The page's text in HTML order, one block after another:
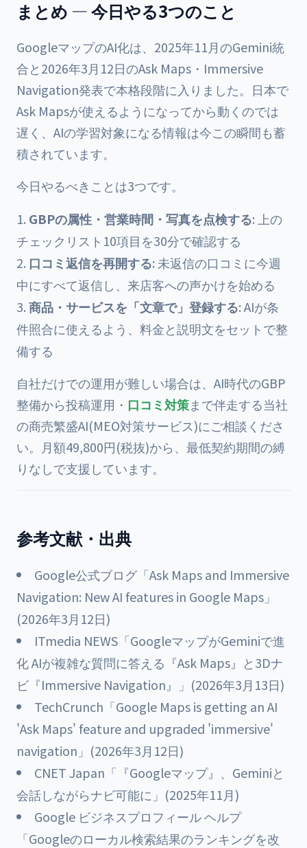
まとめ — 今日やる3つのこと
GoogleマップのAI化は、2025年11月のGemini統
合と2026年3月12日のAsk Maps・Immersive
Navigation発表で本格段階に入りました。日本で
Ask Mapsが使えるようになってから動くのでは
遅く、AIの学習対象になる情報は今この瞬間も蓄
積されています。
今日やるべきことは3つです。
GBPの属性・営業時間・写真を点検する: 上の
チェックリスト10項目を30分で確認する
口コミ返信を再開する: 未返信の口コミに今週
中にすべて返信し、来店客への声かけを始める
商品・サービスを「文章で」登録する: AIが条
件照合に使えるよう、料金と説明文をセットで整
備する
自社だけでの運用が難しい場合は、AI時代のGBP
整備から投稿運用・ 口コミ対策まで伴走する当社
の商売繁盛AI(MEO対策サービス)にご相談くださ
い。月額49,800円(税抜)から、最低契約期間の縛
りなしで支援しています。
参考文献・出典
Google公式ブログ「Ask Maps and Immersive
Navigation: New AI features in Google Maps」
(2026年3月12日)
ITmedia NEWS「GoogleマップがGeminiで進
化 AIが複雑な質問に答える『Ask Maps』と3Dナ
ビ『Immersive Navigation』」(2026年3月13日)
TechCrunch「Google Maps is getting an AI
'Ask Maps' feature and upgraded 'immersive'
navigation」(2026年3月12日)
CNET Japan「『Googleマップ』、Geminiと
会話しながらナビ可能に」(2025年11月)
Google ビジネスプロフィール ヘルプ
「Googleのローカル検索結果のランキングを改